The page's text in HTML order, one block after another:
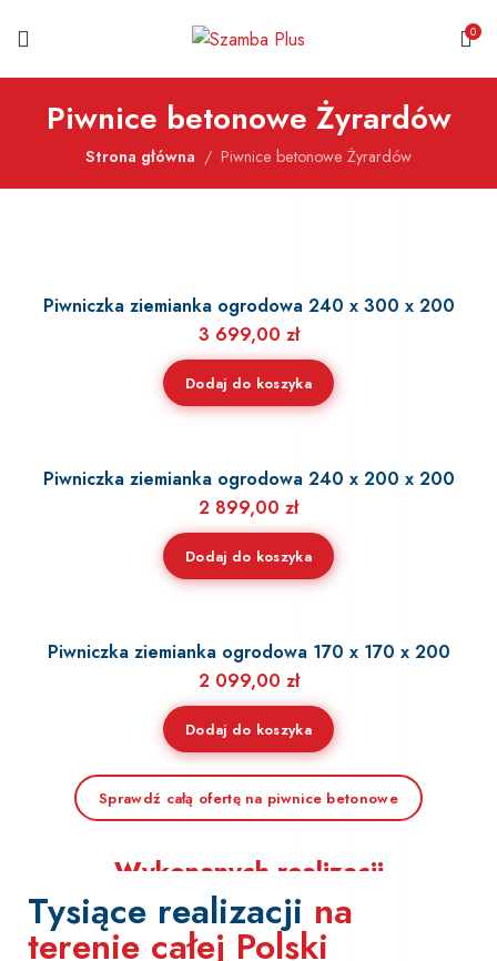
0
Piwnice betonowe Żyrardów
Strona główna Piwnice betonowe Żyrardów
Piwniczka ziemianka ogrodowa 240 x 300 x 200
3 699,00 zł
Dodaj do koszyka
Piwniczka ziemianka ogrodowa 240 x 200 x 200
2 899,00 zł
Dodaj do koszyka
Piwniczka ziemianka ogrodowa 170 x 170 x 200
2 099,00 zł
Dodaj do koszyka
Sprawdź całą ofertę na piwnice betonowe
1000+
Wykonanych realizacji
Dołącz do setek zadowolonych klientów
z całej Polski.
Tysiące realizacji na
terenie całej Polski